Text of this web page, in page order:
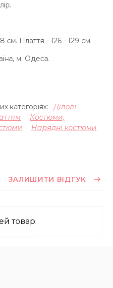
см. Плаття - 126 - 129 см.
м. Одеса.
категоріях:
Ділові
Костюми,
Нарядні костюми
ЗАЛИШИТИ ВІДГУК
товар.